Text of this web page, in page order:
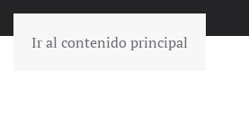
Ir al contenido principal